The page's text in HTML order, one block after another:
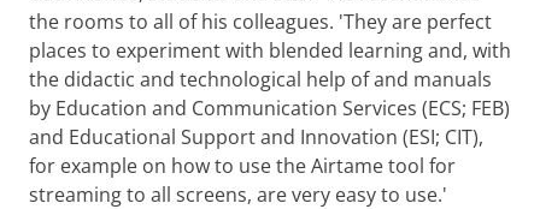
the rooms to all of his colleagues. 'They are perfect
places to experiment with blended learning and, with
the didactic and technological help of and manuals
by Education and Communication Services (ECS; FEB)
and Educational Support and Innovation (ESI; CIT),
for example on how to use the Airtame tool for
streaming to all screens, are very easy to use.'